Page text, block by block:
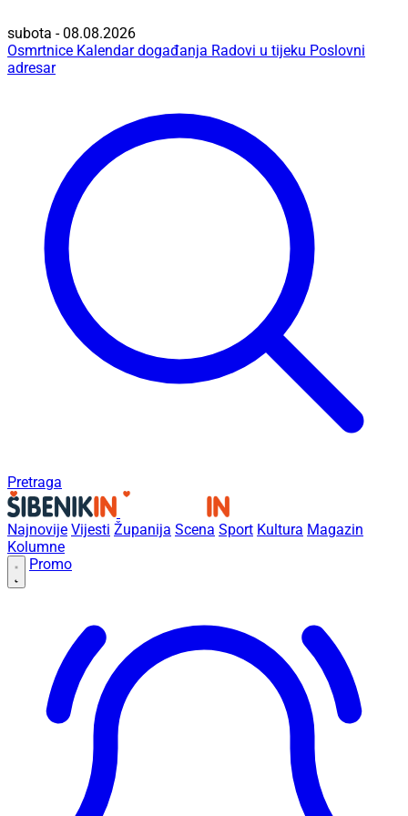
subota - 08.08.2026
Osmrtnice Kalendar događanja Radovi u tijeku Poslovni
adresar
Pretraga
Najnovije Vijesti Županija Scena Sport Kultura Magazin
Kolumne
Promo